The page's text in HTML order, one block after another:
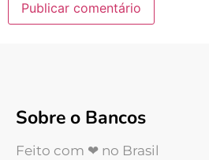
Sobre o Bancos
Feito com ❤ no Brasil